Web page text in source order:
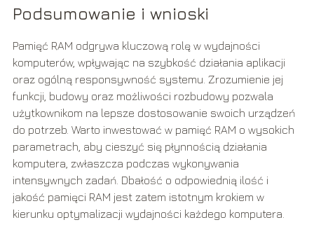
Podsumowanie i wnioski
Pamięć RAM odgrywa kluczową rolę w wydajności
komputerów, wpływając na szybkość działania aplikacji
oraz ogólną responsywność systemu. Zrozumienie jej
funkcji, budowy oraz możliwości rozbudowy pozwala
użytkownikom na lepsze dostosowanie swoich urządzeń
do potrzeb. Warto inwestować w pamięć RAM o wysokich
parametrach, aby cieszyć się płynnością działania
komputera, zwłaszcza podczas wykonywania
intensywnych zadań. Dbałość o odpowiednią ilość i
jakość pamięci RAM jest zatem istotnym krokiem w
kierunku optymalizacji wydajności każdego komputera.